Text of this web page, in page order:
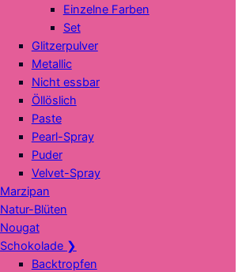
Einzelne Farben
Set
Glitzerpulver
Metallic
Nicht essbar
Öllöslich
Paste
Pearl-Spray
Puder
Velvet-Spray
Marzipan
Natur-Blüten
Nougat
Schokolade ❯
Backtropfen